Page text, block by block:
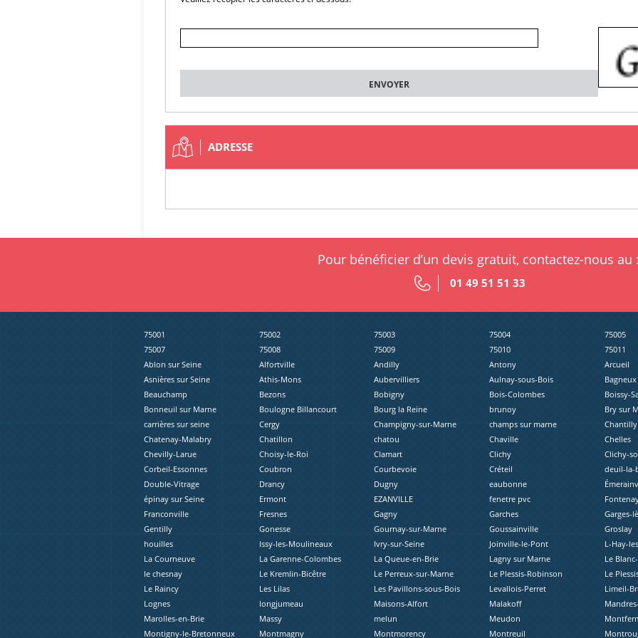
ADRESSE
Pour bénéficier d’un devis gratuit, contactez-nous au
01 49 51 51 33
75001 75002 75003 75004
75005
75007
75008 75009 75010
75011
Ablon sur Seine
Alfortville Andilly Antony
Arcueil
Asnières sur Seine
Athis-Mons Aubervilliers Aulnay-sous-Bois
Bagneux
Beauchamp
Bezons Bobigny Bois-Colombes
Boissy-
Bonneuil sur Marne
Boulogne Billancourt Bourg la Reine brunoy
Bry sur
carrières sur seine
Cergy Champigny-sur-Marne champs sur marne
Chantilly
Chatenay-Malabry
Chatillon chatou Chaville
Chelles
Chevilly-Larue
Choisy-le-Roi Clamart Clichy
Clichy-
Corbeil-Essonnes
Coubron Courbevoie Créteil
deuil-la-
Double-Vitrage
Drancy Dugny eaubonne
épinay sur Seine
Ermont EZANVILLE fenetre pvc
Franconville
Fresnes Gagny Garches
Garges-
Gentilly
Gonesse Gournay-sur-Marne Goussainville
Groslay
houilles
Issy-les-Moulineaux Ivry-sur-Seine Joinville-le-Pont
L-Hay-
La Courneuve
La Garenne-Colombes La Queue-en-Brie Lagny sur Marne
Le
le chesnay
Le Kremlin-Bicêtre Le Perreux-sur-Marne Le Plessis-Robinson
Le
Le Raincy
Les Lilas Les Pavillons-sous-Bois Levallois-Perret
Limeil-
Lognes
longjumeau Maisons-Alfort Malakoff
Marolles-en-Brie
Massy melun Meudon
Montigny-le-Bretonneux
Montmagny Montmorency Montreuil